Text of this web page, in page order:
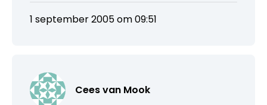
1 september 2005 om 09:51
Cees van Mook